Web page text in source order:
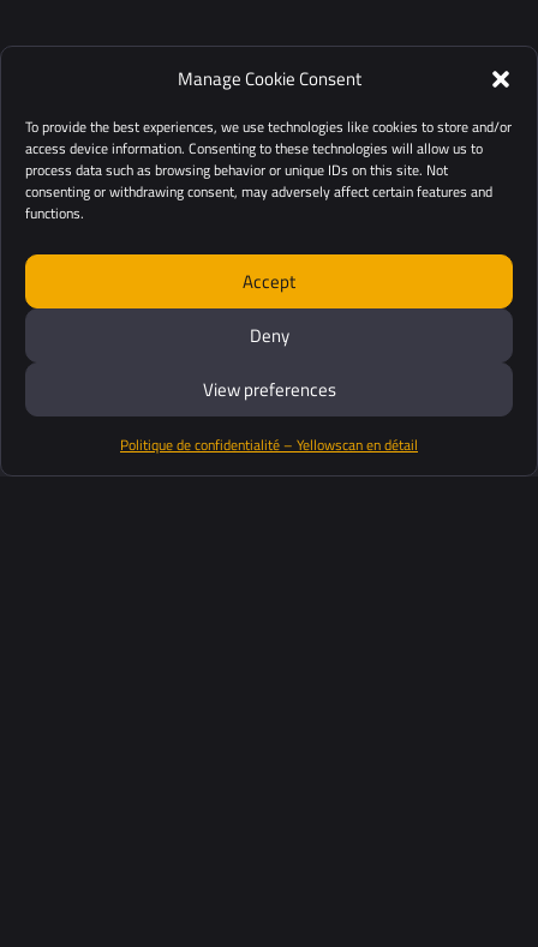
Manage Cookie Consent
To provide the best experiences, we use technologies like cookies to store and/or
access device information. Consenting to these technologies will allow us to
process data such as browsing behavior or unique IDs on this site. Not
consenting or withdrawing consent, may adversely affect certain features and
functions.
Accept
Deny
View preferences
Politique de confidentialité – Yellowscan en détail